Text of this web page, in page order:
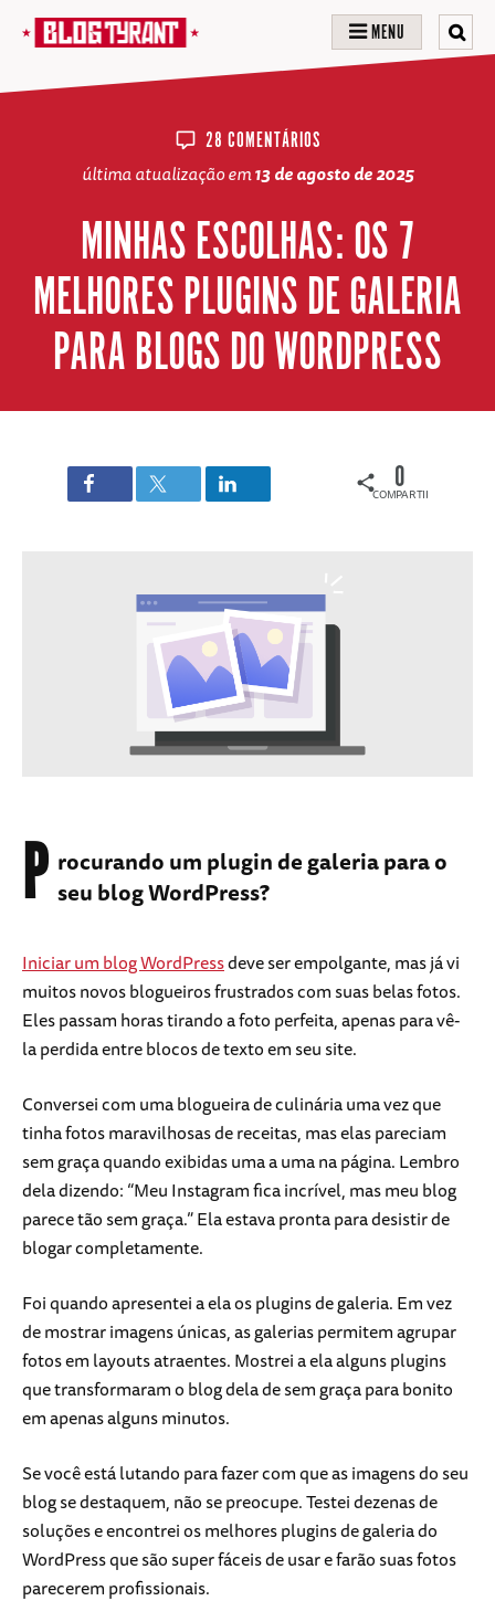
MENU
28 COMENTÁRIOS
última atualização em13 de agosto de 2025
MINHAS ESCOLHAS: OS 7
MELHORES PLUGINS DE GALERIA
PARA BLOGS DO WORDPRESS
COMPARTILHAMENTOS
0
P rocurando um plugin de galeria para o
seu blog WordPress?
Iniciar um blog WordPressdeve ser empolgante, mas já vi
muitos novos blogueiros frustrados com suas belas fotos.
Eles passam horas tirando a foto perfeita, apenas para vê-
la perdida entre blocos de texto em seu site.
Conversei com uma blogueira de culinária uma vez que
tinha fotos maravilhosas de receitas, mas elas pareciam
sem graça quando exibidas uma a uma na página. Lembro
dela dizendo: “Meu Instagram fica incrível, mas meu blog
parece tão sem graça.” Ela estava pronta para desistir de
blogar completamente.
Foi quando apresentei a ela os plugins de galeria. Em vez
de mostrar imagens únicas, as galerias permitem agrupar
fotos em layouts atraentes. Mostrei a ela alguns plugins
que transformaram o blog dela de sem graça para bonito
em apenas alguns minutos.
Se você está lutando para fazer com que as imagens do seu
blog se destaquem, não se preocupe. Testei dezenas de
soluções e encontrei os melhores plugins de galeria do
WordPress que são super fáceis de usar e farão suas fotos
parecerem profissionais.